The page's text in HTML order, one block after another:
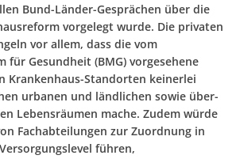
Bund-Länder-Gesprächen über die
vorgelegt wurde. Die privaten
vor allem, dass die vom
für Gesundheit (BMG) vorgesehene
Krankenhaus-Standorten keinerlei
urbanen und ländlichen sowie über-
Lebensräumen mache. Zudem würde
Fachabteilungen zur Zuordnung in
führen,